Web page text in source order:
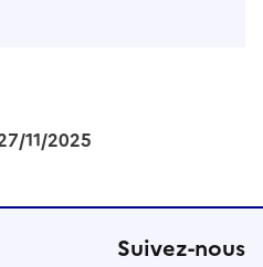
11/2025
Suivez-nous